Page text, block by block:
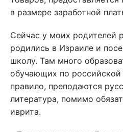
в размере заработной
Сейчас у моих родителей
родились в Израиле и
школу. Там много
обучающих по российской
правило, преподаются
литература, помимо
иврита.